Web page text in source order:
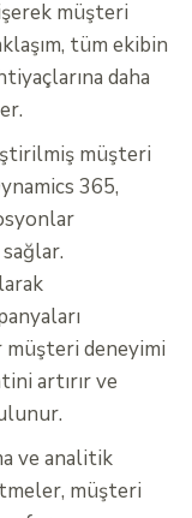
müşteri
tüm ekibin
daha
müşteri
365,
deneyimi
artırır ve
ve analitik
müşteri